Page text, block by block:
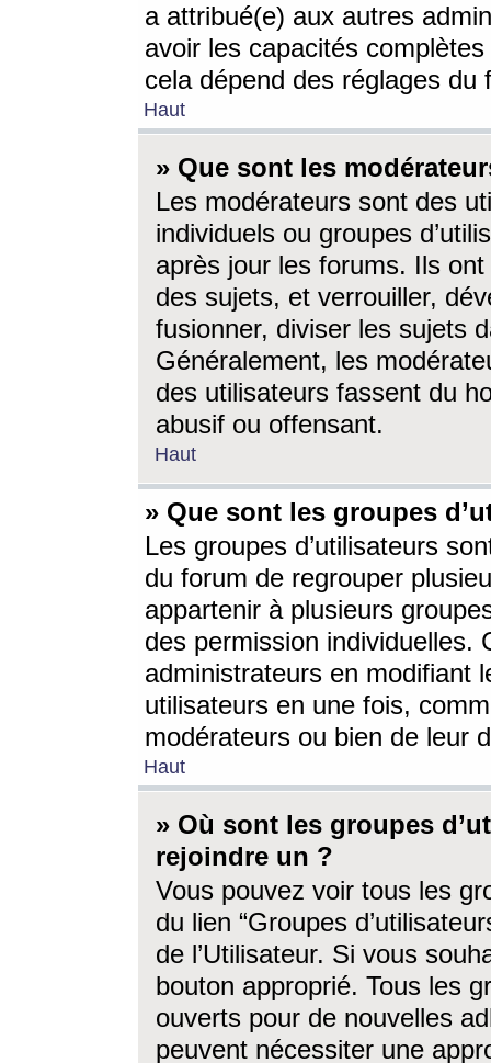
a attribué(e) aux autres
avoir les capacités
cela dépend des réglages du
Haut
» Que sont les
Les modérateurs sont des
individuels ou groupes
après jour les forums. Ils ont
des sujets, et verrouiller,
fusionner, diviser les sujets
Généralement, les
des utilisateurs fassent du
abusif ou offensant.
Haut
» Que sont les groupes
Les groupes d’utilisateurs
du forum de regrouper
appartenir à plusieurs
des permission individuelles.
administrateurs en modifiant
utilisateurs en une fois,
modérateurs ou bien de leur
Haut
» Où sont les groupes
rejoindre un ?
Vous pouvez voir tous les
du lien “Groupes
de l’Utilisateur. Si vous
bouton approprié. Tous les
ouverts pour de nouvelles
peuvent nécessiter une